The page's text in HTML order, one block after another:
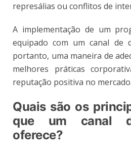
represálias ou conflitos de
A implementação de um
equipado com um canal de
portanto, uma maneira de
melhores práticas
reputação positiva no mercado.
Quais são os
que um canal
oferece?